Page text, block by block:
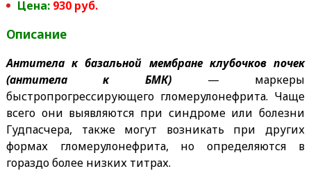
Цена: 930 руб.
Описание
Антитела к базальной мембране клубочков почек
(антитела к БМК)
— маркеры
быстропрогрессирующего гломерулонефрита. Чаще
всего они выявляются при синдроме или болезни
Гудпасчера, также могут возникать при других
формах гломерулонефрита, но определяются в
гораздо более низких титрах.